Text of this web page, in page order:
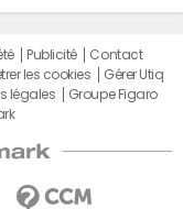
Publicité
Contact
les cookies
Gérer Utiq
légales
Groupe Figaro